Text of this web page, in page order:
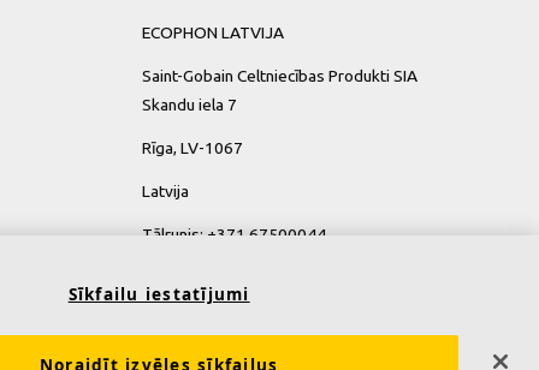
ECOPHON LATVIJA
Saint-Gobain Celtniecības Produkti SIA
Skandu iela 7
Rīga, LV-1067
Latvija
Tālrunis: +371 67500044
Sīkfailu iestatījumi
Noraidīt izvēles sīkfailus